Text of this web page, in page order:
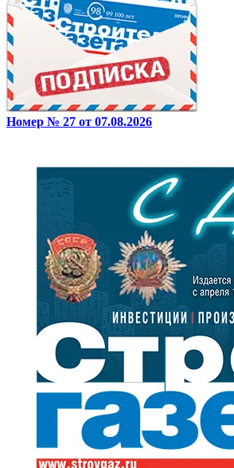
Номер № 27 от 07.08.2026